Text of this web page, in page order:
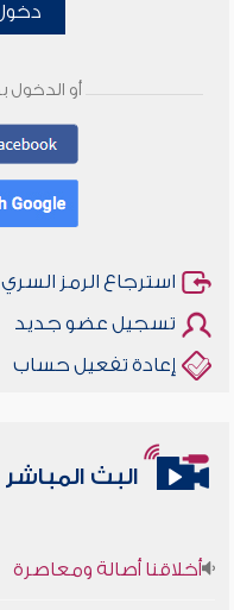
أو
استرجاع الرمز السري
تسجيل عضو جديد
إعادة تفعيل حساب
البث المباشر
أخلاقنا أصالة ومعاصرة